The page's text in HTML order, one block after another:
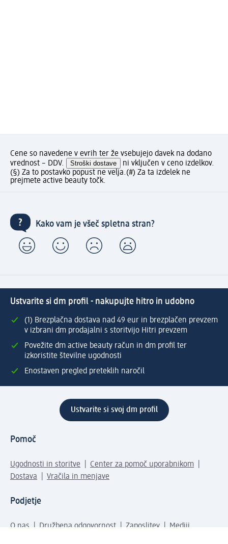
Cene so navedene v evrih ter že vsebujejo davek na dodano
vrednost – DDV.
Stroški dostave
ni vključen v ceno izdelkov.
(§) Za to postavko popust ne velja.(#) Za ta izdelek ne
prejmete active beauty točk.
Kako vam je všeč spletna stran?
Ustvarite si dm profil - nakupujte hitro in udobno
(1) Brezplačna dostava nad 49 eur in brezplačen prevzem
v izbrani dm prodajalni s storitvijo Hitri prevzem
Povežite dm active beauty račun in dm profil ter
izkoristite številne ugodnosti
Enostaven pregled preteklih naročil
Ustvarite si svoj dm profil
Pomoč
Ugodnosti in storitve
Center za pomoč uporabnikom
Dostava
Vračila in menjave
Podjetje
O nas Družbena odgovornost Zaposlitev Mediji